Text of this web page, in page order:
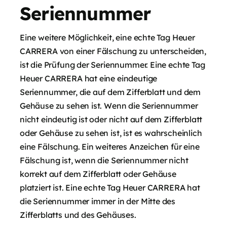
Seriennummer
Eine weitere Möglichkeit, eine echte Tag Heuer
CARRERA von einer Fälschung zu unterscheiden,
ist die Prüfung der Seriennummer. Eine echte Tag
Heuer CARRERA hat eine eindeutige
Seriennummer, die auf dem Zifferblatt und dem
Gehäuse zu sehen ist. Wenn die Seriennummer
nicht eindeutig ist oder nicht auf dem Zifferblatt
oder Gehäuse zu sehen ist, ist es wahrscheinlich
eine Fälschung. Ein weiteres Anzeichen für eine
Fälschung ist, wenn die Seriennummer nicht
korrekt auf dem Zifferblatt oder Gehäuse
platziert ist. Eine echte Tag Heuer CARRERA hat
die Seriennummer immer in der Mitte des
Zifferblatts und des Gehäuses.